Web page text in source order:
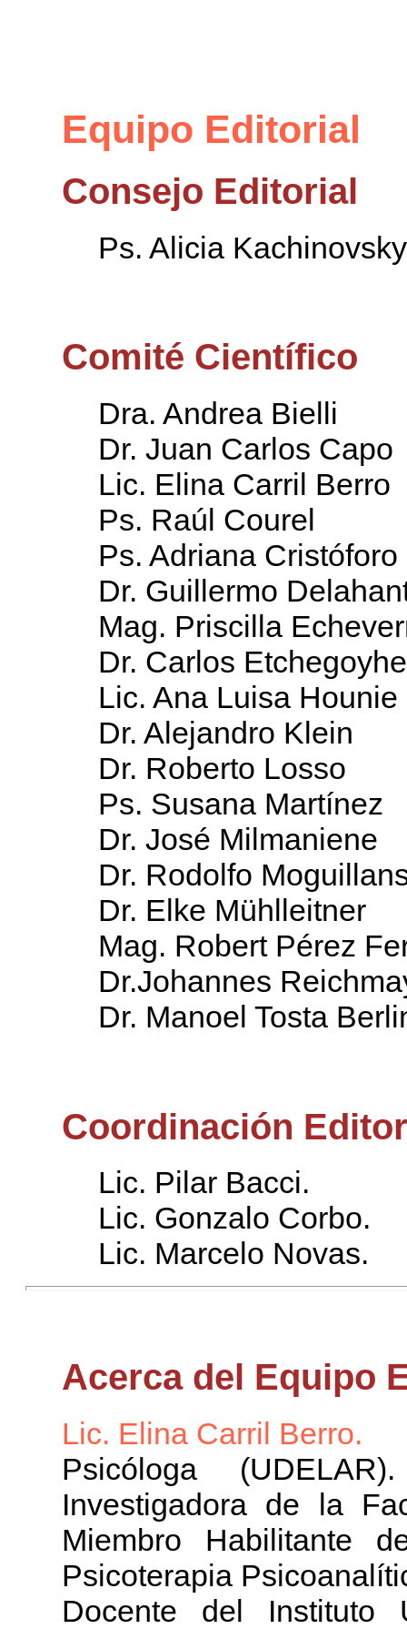
Equipo Editorial
Consejo Editorial
Ps. Alicia Kachinovsky
Comité Científico
Dra. Andrea Bielli
Dr. Juan Carlos Capo
Lic. Elina Carril Berro
Ps. Raúl Courel
Ps. Adriana Cristóforo
Dr. Guillermo
Mag. Priscilla
Dr. Carlos
Lic. Ana Luisa Hounie
Dr. Alejandro Klein
Dr. Roberto Losso
Ps. Susana Martínez
Dr. José Milmaniene
Dr. Rodolfo
Dr. Elke Mühlleitner
Mag. Robert Pérez
Dr.Johannes
Dr. Manoel Tosta
Coordinación
Lic. Pilar Bacci.
Lic. Gonzalo Corbo.
Lic. Marcelo Novas.
Acerca del Equipo
Lic. Elina Carril Berro.
Psicóloga
Investigadora de la
Miembro Habilitante
Psicoterapia
Docente del Instituto